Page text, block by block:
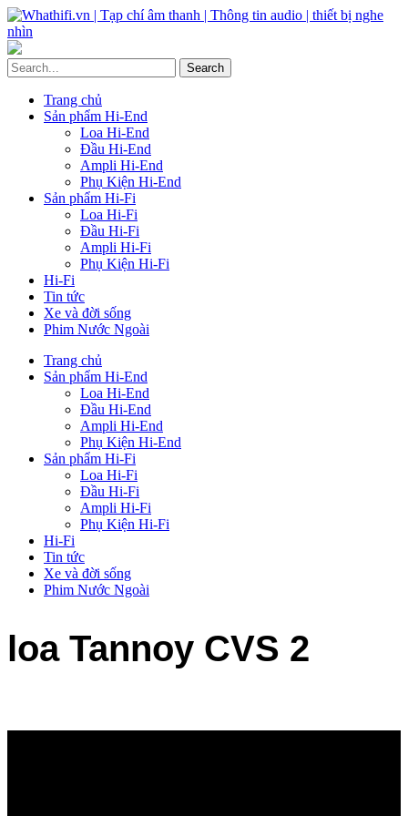
Trang chủ
Sản phẩm Hi-End
Loa Hi-End
Đầu Hi-End
Ampli Hi-End
Phụ Kiện Hi-End
Sản phẩm Hi-Fi
Loa Hi-Fi
Đầu Hi-Fi
Ampli Hi-Fi
Phụ Kiện Hi-Fi
Hi-Fi
Tin tức
Xe và đời sống
Phim Nước Ngoài
Trang chủ
Sản phẩm Hi-End
Loa Hi-End
Đầu Hi-End
Ampli Hi-End
Phụ Kiện Hi-End
Sản phẩm Hi-Fi
Loa Hi-Fi
Đầu Hi-Fi
Ampli Hi-Fi
Phụ Kiện Hi-Fi
Hi-Fi
Tin tức
Xe và đời sống
Phim Nước Ngoài
loa Tannoy CVS 2